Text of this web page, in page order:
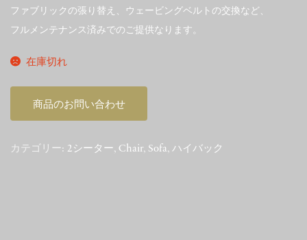
ファブリックの張り替え、ウェービングベルトの交換など、
フルメンテナンス済みでのご提供なります。
在庫切れ
商品のお問い合わせ
カテゴリー: 2シーター, Chair, Sofa, ハイバック